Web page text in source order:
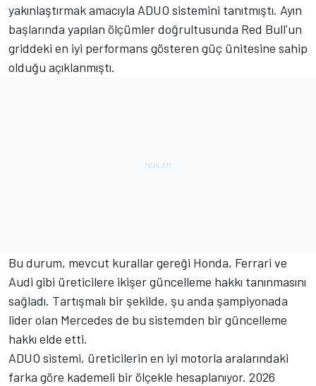
yakınlaştırmak amacıyla ADUO sistemini tanıtmıştı. Ayın
başlarında yapılan ölçümler doğrultusunda Red Bull'un
griddeki en iyi performans gösteren güç ünitesine sahip
olduğu açıklanmıştı.
Bu durum, mevcut kurallar gereği Honda, Ferrari ve
Audi gibi üreticilere ikişer güncelleme hakkı tanınmasını
sağladı. Tartışmalı bir şekilde, şu anda şampiyonada
lider olan Mercedes de bu sistemden bir güncelleme
hakkı elde etti.
ADUO sistemi, üreticilerin en iyi motorla aralarındaki
farka göre kademeli bir ölçekle hesaplanıyor. 2026